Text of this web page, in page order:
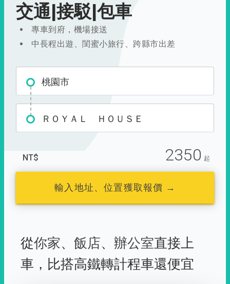
交通|接駁|包車
專車到府，機場接送
中長程出遊、閨蜜小旅行、跨縣市出差
桃園市
ＲＯＹＡＬ ＨＯＵＳＥ
NT$ 2350 起
輸入地址、位置獲取報價 →
從你家、 飯店、 辦公室直接上
車， 比搭高鐵轉計程車還便宜